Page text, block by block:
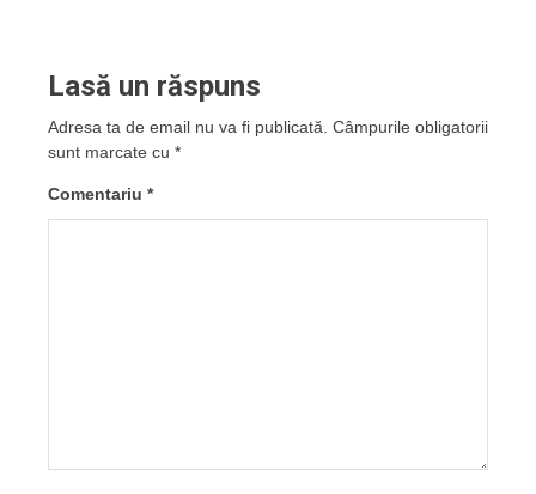
Lasă un răspuns
Adresa ta de email nu va fi publicată. Câmpurile obligatorii
sunt marcate cu *
Comentariu *